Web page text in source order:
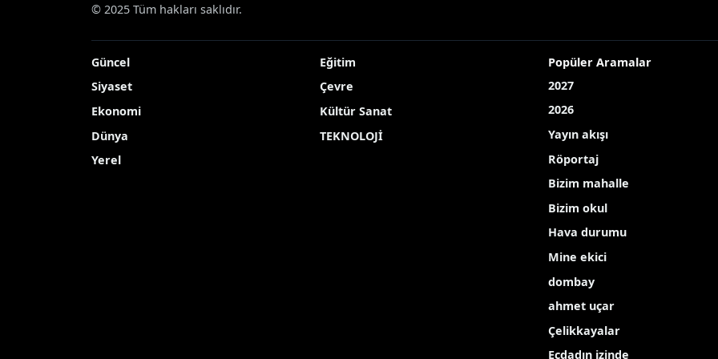
Haberler Ekonomi Amasya’da soğan hasadı başladı: Tarlada kilosu 12-25 TL arasında
Amasya’da soğan hasadı başladı: Tarlada
arasında
Türkiye’de soğan üretiminin en çok yapıldığı ikinci il olan Amasya’da mutfakların vazgeçilmezi
Yayınlanma Tarihi: 03.06.2026 10:27